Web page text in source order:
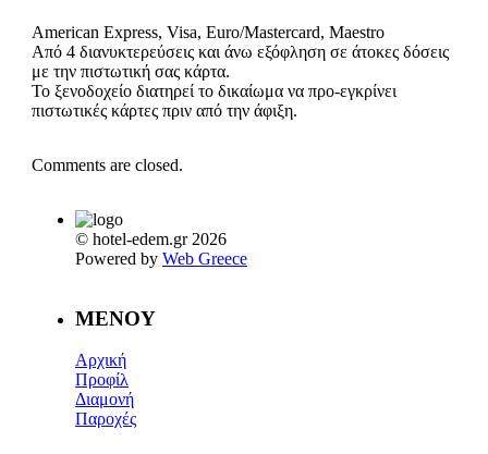
American Express, Visa, Euro/Mastercard, Maestro
Από 4 διανυκτερεύσεις και άνω εξόφληση σε άτοκες δόσεις
με την πιστωτική σας κάρτα.
Το ξενοδοχείο διατηρεί το δικαίωμα να προ-εγκρίνει
πιστωτικές κάρτες πριν από την άφιξη.
Comments are closed.
© hotel-edem.gr 2026
Powered by Web Greece
MENOY
Αρχική
Προφίλ
Διαμονή
Παροχές